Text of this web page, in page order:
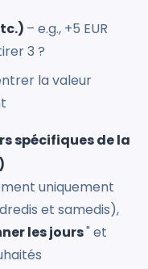
– e.g., +5 EUR
3 ?
la valeur
spécifiques de la
uniquement
et samedis),
les jours" et